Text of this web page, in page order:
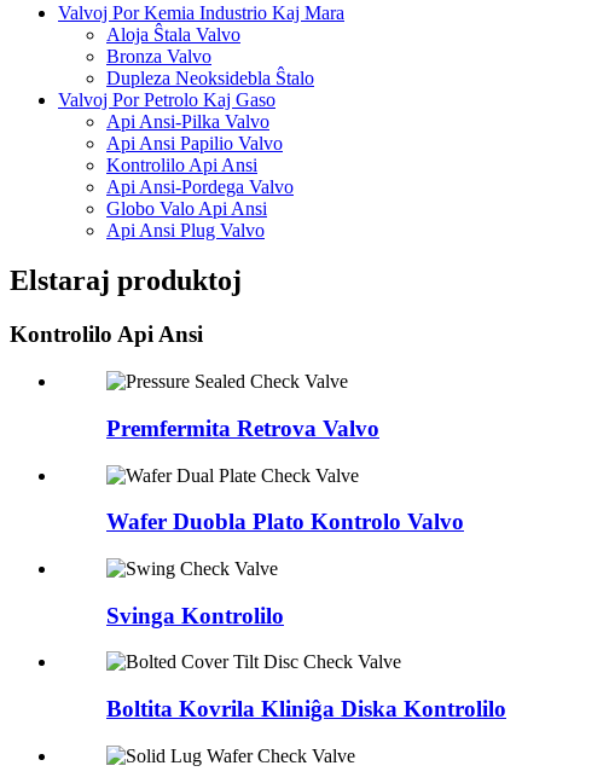
Valvoj Por Kemia Industrio Kaj Mara
Aloja Ŝtala Valvo
Bronza Valvo
Dupleza Neoksidebla Ŝtalo
Valvoj Por Petrolo Kaj Gaso
Api Ansi-Pilka Valvo
Api Ansi Papilio Valvo
Kontrolilo Api Ansi
Api Ansi-Pordega Valvo
Globo Valo Api Ansi
Api Ansi Plug Valvo
Elstaraj produktoj
Kontrolilo Api Ansi
Premfermita Retrova Valvo
Wafer Duobla Plato Kontrolo Valvo
Svinga Kontrolilo
Boltita Kovrila Kliniĝa Diska Kontrolilo